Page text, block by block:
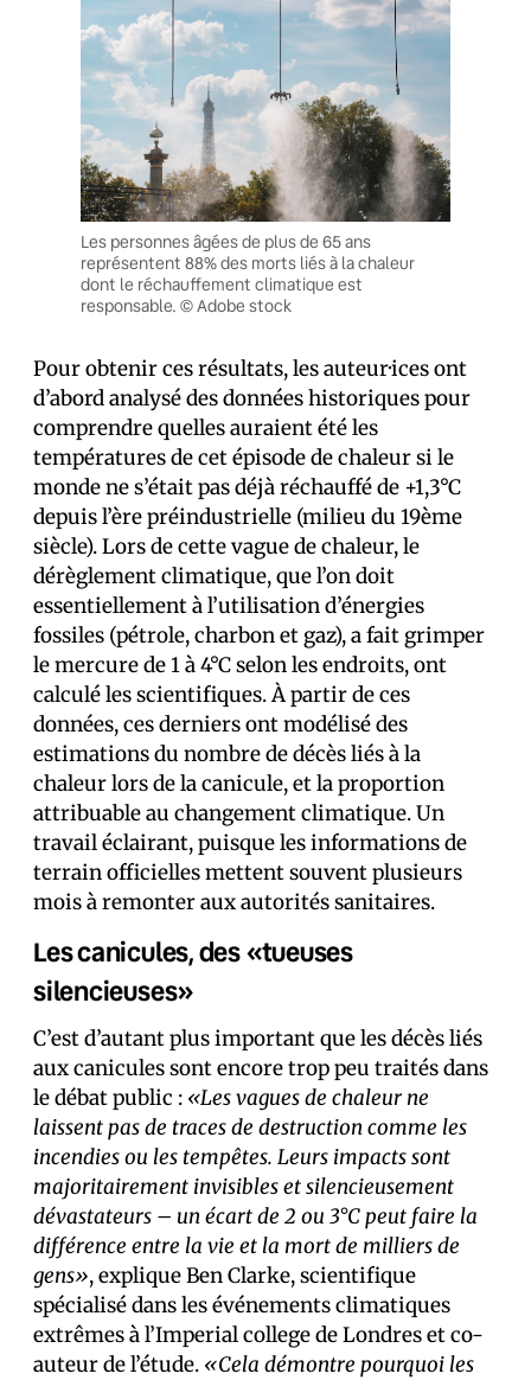
Les personnes âgées de plus de 65 ans
représentent 88% des morts liés à la chaleur
dont le réchauffement climatique est
responsable. © Adobe stock
Pour obtenir ces résultats, les auteur·ices ont
d’abord analysé des données historiques pour
comprendre quelles auraient été les
températures de cet épisode de chaleur si le
monde ne s’était pas déjà réchauffé de +1,3°C
depuis l’ère préindustrielle (milieu du 19ème
siècle). Lors de cette vague de chaleur, le
dérèglement climatique, que l’on doit
essentiellement à l’utilisation d’énergies
fossiles (pétrole, charbon et gaz), a fait grimper
le mercure de 1 à 4°C selon les endroits, ont
calculé les scientifiques. À partir de ces
données, ces derniers ont modélisé des
estimations du nombre de décès liés à la
chaleur lors de la canicule, et la proportion
attribuable au changement climatique. Un
travail éclairant, puisque les informations de
terrain officielles mettent souvent plusieurs
mois à remonter aux autorités sanitaires.
Les canicules, des «tueuses
silencieuses»
C’est d’autant plus important que les décès liés
aux canicules sont encore trop peu traités dans
le débat public : «Les vagues de chaleur ne
laissent pas de traces de destruction comme les
incendies ou les tempêtes. Leurs impacts sont
majoritairement invisibles et silencieusement
dévastateurs – un écart de 2 ou 3°C peut faire la
différence entre la vie et la mort de milliers de
gens», explique Ben Clarke, scientifique
spécialisé dans les événements climatiques
extrêmes à l’Imperial college de Londres et co-
auteur de l’étude. «Cela démontre pourquoi les